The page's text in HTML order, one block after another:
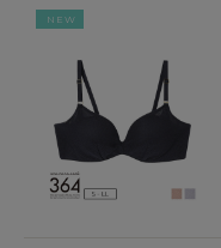
NEW